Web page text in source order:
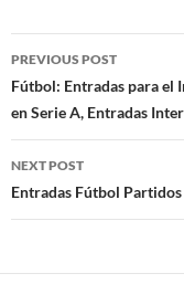
Post
navigation
PREVIOUS POST
Fútbol: Entradas para el
en Serie A, Entradas
NEXT POST
Entradas Fútbol